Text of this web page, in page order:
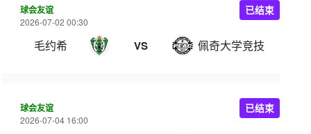
球会友谊
2026-07-02 00:30
毛约希 VS 佩奇大学竞技
已结束
球会友谊
2026-07-04 16:00
已结束